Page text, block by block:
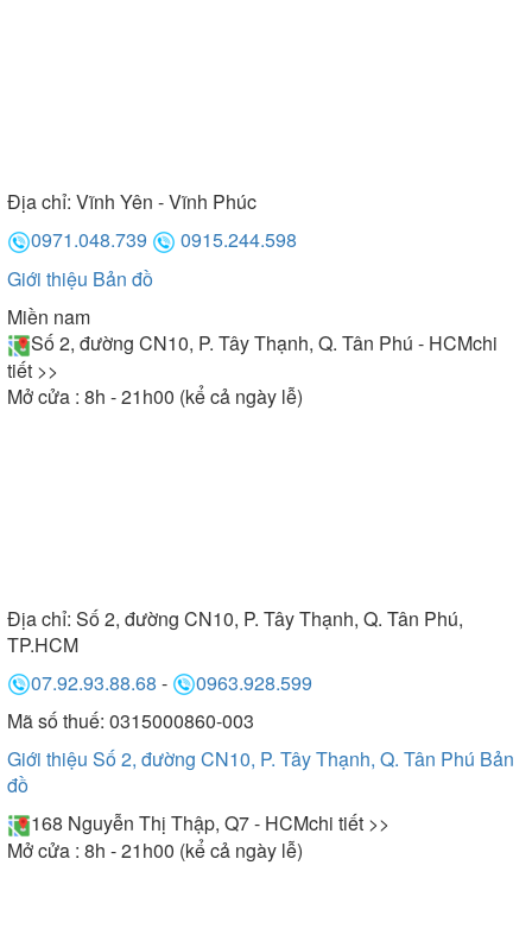
Địa chỉ: Vĩnh Yên - Vĩnh Phúc
0971.048.739
0915.244.598
Giới thiệu Bản đồ
Miền nam
Số 2, đường CN10, P. Tây Thạnh, Q. Tân Phú - HCMchi
tiết >>
Mở cửa : 8h - 21h00 (kể cả ngày lễ)
Địa chỉ: Số 2, đường CN10, P. Tây Thạnh, Q. Tân Phú,
TP.HCM
07.92.93.88.68 -
0963.928.599
Mã số thuế: 0315000860-003
Giới thiệu Số 2, đường CN10, P. Tây Thạnh, Q. Tân Phú Bản
đồ
168 Nguyễn Thị Thập, Q7 - HCMchi tiết >>
Mở cửa : 8h - 21h00 (kể cả ngày lễ)